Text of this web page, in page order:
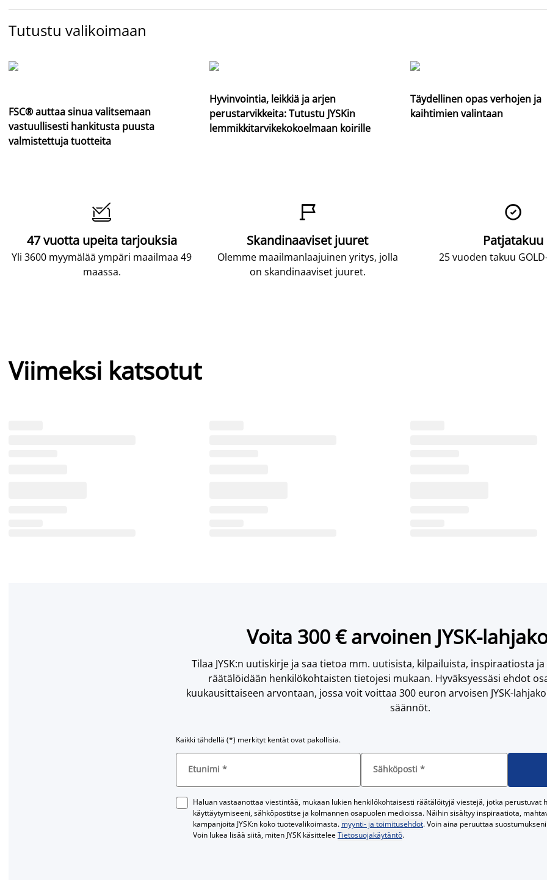
Tutustu valikoimaan
FSC® auttaa sinua valitsemaan
vastuullisesti hankitusta puusta
valmistettuja tuotteita
Hyvinvointia, leikkiä ja arjen
perustarvikkeita: Tutustu JYSKin
lemmikkitarvikekokoelmaan koirille
Täydellinen opas verhojen ja
kaihtimien valintaan

47 vuotta upeita tarjouksia
Yli 3600 myymälää ympäri maailmaa 49
maassa.

Skandinaaviset juuret
Olemme maailmanlaajuinen yritys, jolla
on skandinaaviset juuret.

Patjatakuu
25 vuoden takuu
Viimeksi katsotut
Voita 300 € arvoinen JYSK-
Tilaa JYSK:n uutiskirje ja saa tietoa mm. uutisista, kilpailuista, inspiraatiosta
räätälöidään henkilökohtaisten tietojesi mukaan. Hyväksyessäsi ehdot
kuukausittaiseen arvontaan, jossa voit voittaa 300 euron arvoisen JYSK-
säännöt.
Kaikki tähdellä (*) merkityt kentät ovat pakollisia.
Etunimi * Sähköposti *
Haluan vastaanottaa viestintää, mukaan lukien henkilökohtaisesti räätälöityjä viestejä, jotka perustuvat
käyttäytymiseeni, sähköpostitse ja kolmannen osapuolen medioissa. Näihin sisältyy inspiraatiota,
kampanjoita JYSK:n koko tuotevalikoimasta. myynti- ja toimitusehdot. Voin aina peruuttaa
Voin lukea lisää siitä, miten JYSK käsitteleeTietosuojakäytäntö.